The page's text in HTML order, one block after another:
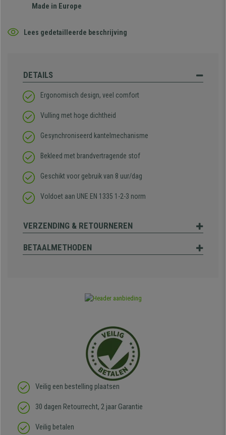
Made in Europe
Lees gedetailleerde beschrijving
DETAILS
Ergonomisch design, veel comfort
Vulling met hoge dichtheid
Gesynchroniseerd kantelmechanisme
Bekleed met brandvertragende stof
Geschikt voor gebruik van 8 uur/dag
Voldoet aan UNE EN 1335 1-2-3 norm
VERZENDING & RETOURNEREN
BETAALMETHODEN
Veilig een bestelling plaatsen
30 dagen Retourrecht, 2 jaar Garantie
Veilig betalen